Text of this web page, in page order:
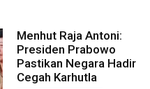
Menhut Raja Antoni:
Presiden Prabowo
Pastikan Negara Hadir
Cegah Karhutla